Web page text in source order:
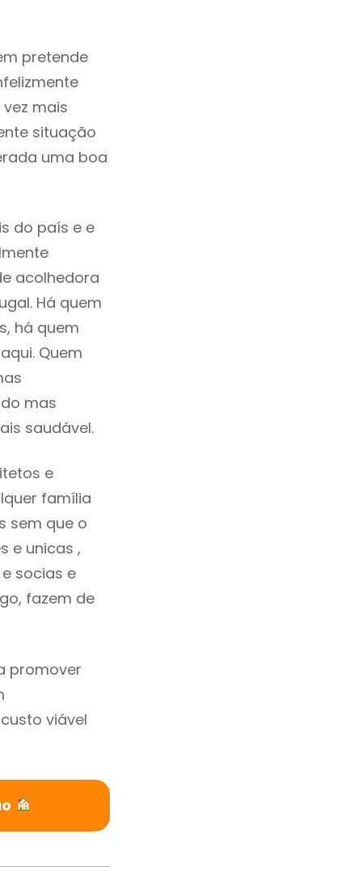
pretende
mais
situação
uma boa
do país e e
acolhedora
Há quem
há quem
Quem
mas
saudável.
e
família
sem que o
e unicas ,
socias e
fazem de
promover
viável